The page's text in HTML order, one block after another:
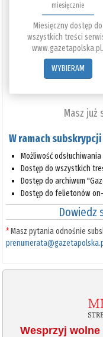
miesięcznie
Miesięczny dostęp do
wszystkich treści
www.gazetapolska.pl.
WYBIERAM
Masz już
W ramach
Możliwość
Dostęp do wszystkich
Dostęp do archiwum
Dostęp do felietonów
Dowiedz
*Masz pytania odnośnie
Wesprzyj wolne